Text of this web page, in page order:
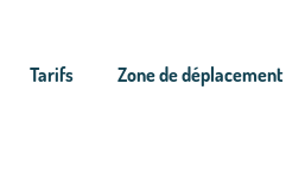
Tarifs Zone de déplacement